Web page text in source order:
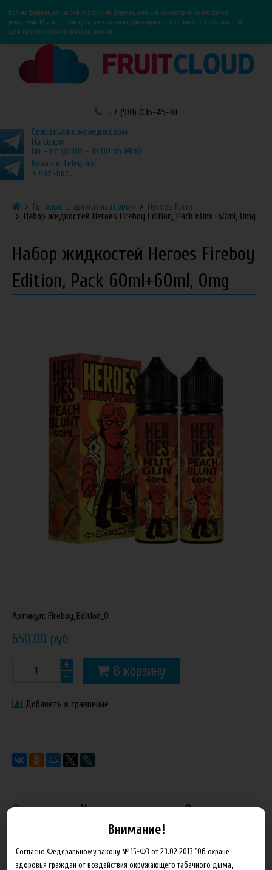
0
Вся информация на сайте носит информационный характер и не является
рекламой. Мы не реализуем никотиносодержащую продукцию и устройства
для её потребления дистанционно.
×
+7 (981) 036-45-81
Связаться с менеджером.
На связи:
Пн - пт (10:00 - 18:00 по Мск)
Канал в Telegram
+ чат-бот.
Готовые с ароматизатором
Heroes Farm
Набор жидкостей Heroes Fireboy Edition, Pack 60ml+60ml, 0mg
Набор жидкостей Heroes Fireboy
Edition, Pack 60ml+60ml, 0mg
Артикул: Fireboy_Edition_0
650.00 руб
В корзину
Добавить в сравнение
Описание Характеристики Отзывы
NUT Gun - шоколадный Табак с орехом
Внимание!
Согласно Федеральному закону № 15-ФЗ от 23.02.2013 "Об охране
здоровья граждан от воздействия окружающего табачного дыма,